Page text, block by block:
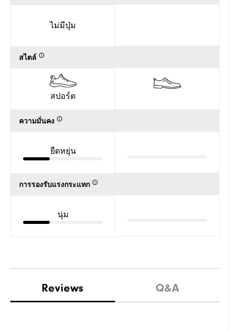
ไม่มีปุ่ม
สไตล์
สปอร์ต
ความมั่นคง
ยืดหยุ่น
การรองรับแรงกระแทก
นุ่ม
Reviews Q&A